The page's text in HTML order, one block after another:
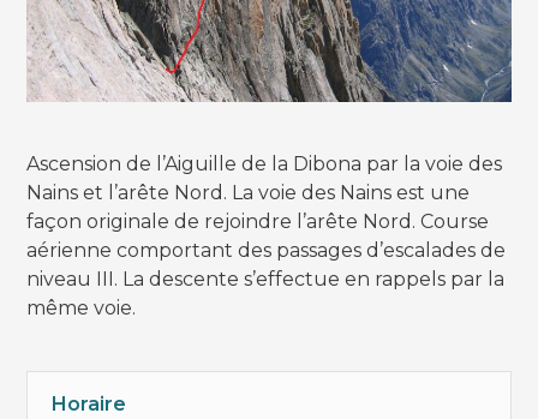
Ascension de l’Aiguille de la Dibona par la voie des
Nains et l’arête Nord. La voie des Nains est une
façon originale de rejoindre l’arête Nord. Course
aérienne comportant des passages d’escalades de
niveau III. La descente s’effectue en rappels par la
même voie.
Horaire